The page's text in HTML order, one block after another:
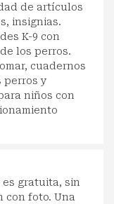
de artículos
insignias.
K-9 con
los perros.
cuadernos
perros y
niños con
gratuita, sin
con foto. Una